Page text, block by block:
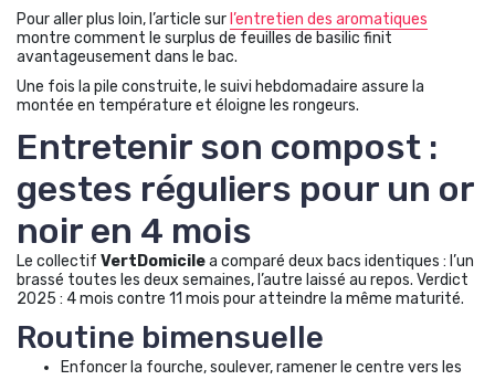
Pour aller plus loin, l’article sur l’entretien des aromatiques
montre comment le surplus de feuilles de basilic finit
avantageusement dans le bac.
Une fois la pile construite, le suivi hebdomadaire assure la
montée en température et éloigne les rongeurs.
Entretenir son compost :
gestes réguliers pour un or
noir en 4 mois
Le collectif VertDomicilea comparé deux bacs identiques : l’un
brassé toutes les deux semaines, l’autre laissé au repos. Verdict
2025 : 4 mois contre 11 mois pour atteindre la même maturité.
Routine bimensuelle
Enfoncer la fourche, soulever, ramener le centre vers les